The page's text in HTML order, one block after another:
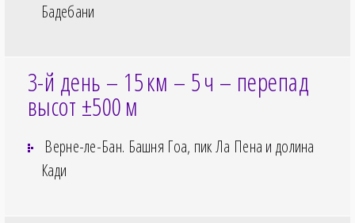
Бадебани
3-й день – 15км – 5ч – перепад
высот ±500м
Верне-ле-Бан. Башня Гоа, пик Ла Пена и долина
Кади